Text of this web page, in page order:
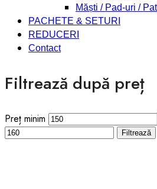
Măști / Pad-uri /
PACHETE & SETURI
REDUCERI
Contact
Filtrează după preț
Preț minim
Filtrează